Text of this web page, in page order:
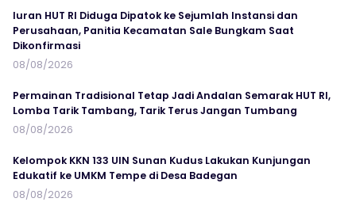
Iuran HUT RI Diduga Dipatok ke Sejumlah Instansi dan
Perusahaan, Panitia Kecamatan Sale Bungkam Saat
Dikonfirmasi
08/08/2026
Permainan Tradisional Tetap Jadi Andalan Semarak HUT RI,
Lomba Tarik Tambang, Tarik Terus Jangan Tumbang
08/08/2026
Kelompok KKN 133 UIN Sunan Kudus Lakukan Kunjungan
Edukatif ke UMKM Tempe di Desa Badegan
08/08/2026